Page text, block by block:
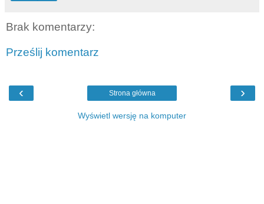
Brak komentarzy:
Prześlij komentarz
‹ ›
Strona główna
Wyświetl wersję na komputer